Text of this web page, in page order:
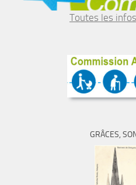
Toutes les
GRÂCES,